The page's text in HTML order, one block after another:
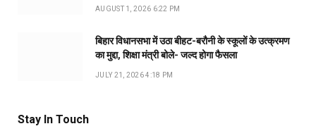
AUGUST 1, 2026 6:22 PM
बिहार विधानसभा में उठा बीहट-बरौनी के स्कूलों के उत्क्रमण
का मुद्दा, शिक्षा मंत्री बोले- जल्द होगा फैसला
JULY 21, 2026 4:18 PM
Stay In Touch